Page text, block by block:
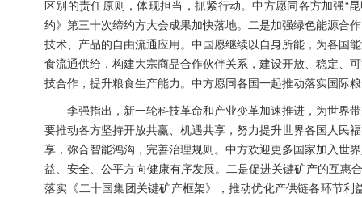
区别的责任原则，体现担当，抓紧行动。中方愿同各方加强“
约》第三十次缔约方大会成果加快落地。二是加强绿色能源合
技术、产品的自由流通应用。中国愿继续以自身所能，为各国
食流通供给，构建大宗商品合作伙伴关系，建设开放、稳定、
技合作，提升粮食生产能力。中方愿同各国一起推动落实国际
李强指出，新一轮科技革命和产业变革加速推进，为世界
要推动各方坚持开放共赢、机遇共享，努力提升世界各国人民
享，弥合智能鸿沟，完善治理规则。中方欢迎更多国家加入世
益、安全、公平方向健康有序发展。二是促进关键矿产的互惠
落实《二十国集团关键矿产框架》，推动优化产供链各环节